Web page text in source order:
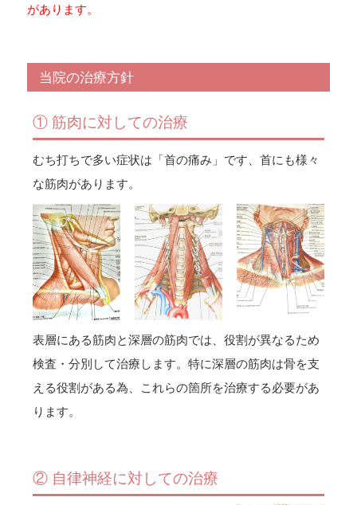
があります。
当院の治療方針
① 筋肉に対しての治療
むち打ちで多い症状は「首の痛み」です、首にも様々
な筋肉があります。
表層にある筋肉と深層の筋肉では、役割が異なるため
検査・分別して治療します。特に深層の筋肉は骨を支
える役割がある為、これらの箇所を治療する必要があ
ります。
② 自律神経に対しての治療